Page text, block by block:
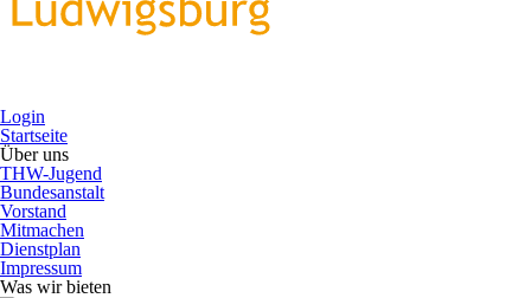
Login
Startseite
Über uns
THW-Jugend
Bundesanstalt
Vorstand
Mitmachen
Dienstplan
Impressum
Was wir bieten